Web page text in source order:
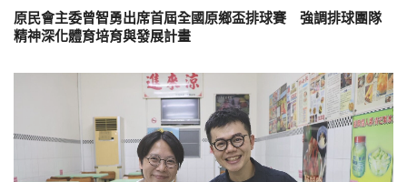
原民會主委曾智勇出席首屆全國原鄉盃排球賽 強調排球團隊
精神深化體育培育與發展計畫